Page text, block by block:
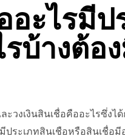
อะไรมีป
รบ้างต้
ะวงเงินสินเชื่อคืออะไรซึ่ง
ประเภทสินเชือหรือสินเชื่อ